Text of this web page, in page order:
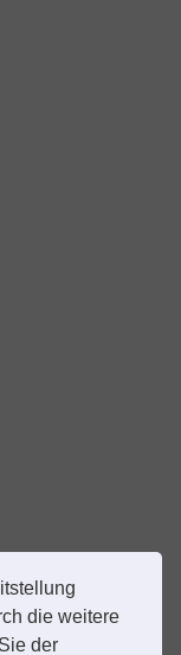
die weitere
der
mbB | All Rights
| Webdesign: